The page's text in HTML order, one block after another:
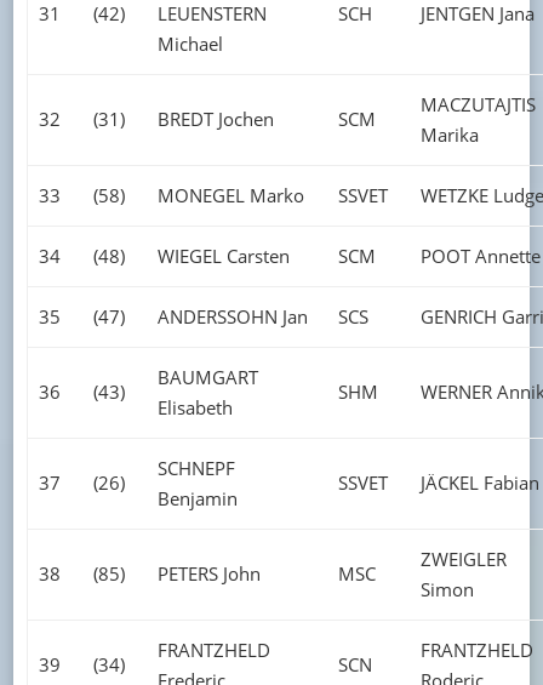
31 (42)
LEUENSTERN
Michael
SCH JENTGEN Jana
32 (31) BREDT Jochen SCM
MACZUTAJTIS
Marika
33 (58) MONEGEL Marko SSVET WETZKE
34 (48) WIEGEL Carsten SCM POOT Annette
35 (47) ANDERSSOHN Jan SCS GENRICH Garri
36 (43)
BAUMGART
Elisabeth
SHM WERNER
37 (26)
SCHNEPF
Benjamin
SSVET JÄCKEL Fabian
38 (85) PETERS John MSC
ZWEIGLER
Simon
39 (34)
FRANTZHELD
Frederic
SCN
FRANTZHELD
Roderic